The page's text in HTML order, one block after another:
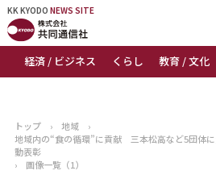
KK KYODO NEWS SITE
経済 / ビジネス くらし 教育 / 文化
KK KYODONEWS SITE
トップページ
ニュース
トップ › 地域
›
地域内の“食の循環”に貢献 三本松高など5団体
動表彰
›
画像一覧（1）